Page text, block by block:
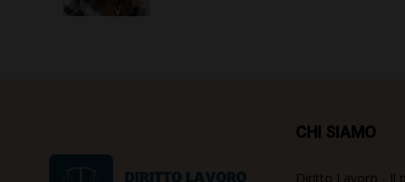
CHI SIAMO
Diritto Lavoro - Il